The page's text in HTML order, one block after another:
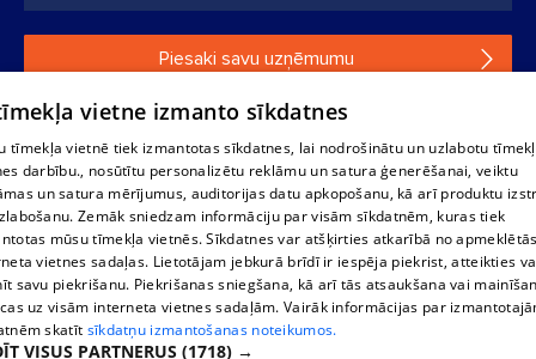
Piesaki savu uzņēmumu
Ja tavs uzņēmums nav mūsu datubāzē, aizpildi vienkāršu
1188 datu bāzes, tās daļas vai datu bāzē iekļautās informācijas,
vai informācijas daļas pavairošana vai izplatīšana jebkādā formā
stingri aizliegta. Tāpat arī ir aizliegta lejupielāde automātiskā
režīmā. Jebkura 1188 web lapā publicētā materiāla
pārpublicēšana ir kategoriski aizliegta bez 1188 web lapas
redakcijas atļaujas.
vietne izmanto sīkdatnes
tīmekļa vietnē tiek izmantotas sīkdatnes, lai nodrošinātu un uzlabotu
darbību., nosūtītu personalizētu reklāmu un satura ģenerēšanai, veiktu
un satura mērījumus, auditorijas datu apkopošanu, kā arī produktu
Zemāk sniedzam informāciju par visām sīkdatnēm, kuras tiek
mūsu tīmekļa vietnēs. Sīkdatnes var atšķirties atkarībā no
vietnes sadaļas. Lietotājam jebkurā brīdī ir iespēja piekrist, atteikties
savu piekrišanu. Piekrišanas sniegšana, kā arī tās atsaukšana vai
uz visām interneta vietnes sadaļām. Vairāk informācijas par
skatīt sīkdatņu izmantošanas noteikumos.
VISUS PARTNERUS (1718) →